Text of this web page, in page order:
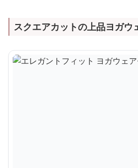
スクエアカットの上品ヨガウ